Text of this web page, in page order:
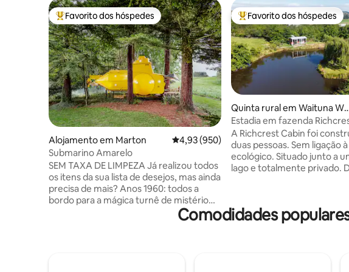
Favoritos dos hóspedes mais apreciados
Favorito dos hóspedes
Alojamento em Marton Classificação média de 4,93 em 5 estrelas,
4,93 (950)
Submarino Amarelo
SEM TAXA DE LIMPEZA Já realizou todos
os itens da sua lista de desejos, mas ainda
precisa de mais? Anos 1960: todos a
bordo para a mágica turnê de mistério
com os Beatles e seu Submarino
Amarelo, movido pelo amor; porque é
Favoritos dos hóspedes
Favorito dos hóspedes
Quinta rural em Waituna We
st
Estadia em fazenda
autônomo
A Richcrest Cabin foi
duas pessoas. Sem ligação
ecológico. Situado junto a um pequeno
lago e totalmente privado. Desfrute da
retiro privado, tranquilo e
para fugir às armadilhas da
Comodidades